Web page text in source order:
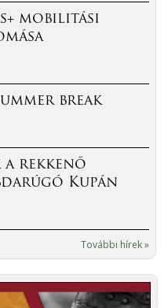
mobilitási
break
a rekkenő
Kupán
További hírek »